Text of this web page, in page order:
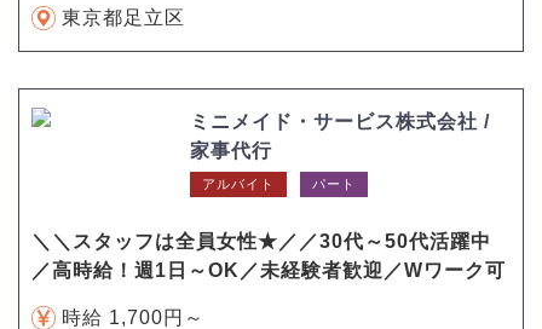
東京都足立区
ミニメイド・サービス株式会社 /
家事代行
アルバイト パート
＼＼スタッフは全員女性★／／30代～50代活躍中
／高時給！週1日～OK／未経験者歓迎／Wワーク可
時給 1,700円～